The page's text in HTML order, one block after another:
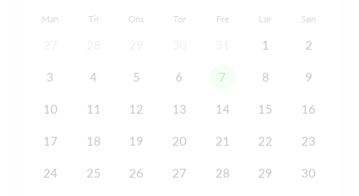
Man Tir Ons Tor Fre Lør Søn
1 2
3 4 5 6 7 8 9
10 11 12 13 14 15 16
17 18 19 20 21 22 23
24 25 26 27 28 29 30